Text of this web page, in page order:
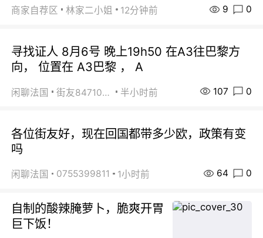
商家自荐区 林家二小姐 12分钟前 9 0
寻找证人 8月6号 晚上19h50 在A3往巴黎方
向， 位置在 A3巴黎 ， A
闲聊法国 街友84710671 半小时前 107 0
各位街友好，现在回国都带多少欧，政策有变
吗
闲聊法国 0755399811 1小时前 64 0
自制的酸辣腌萝卜，脆爽开胃
巨下饭！